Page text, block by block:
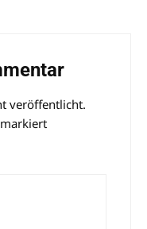
veröffentlicht.
markiert